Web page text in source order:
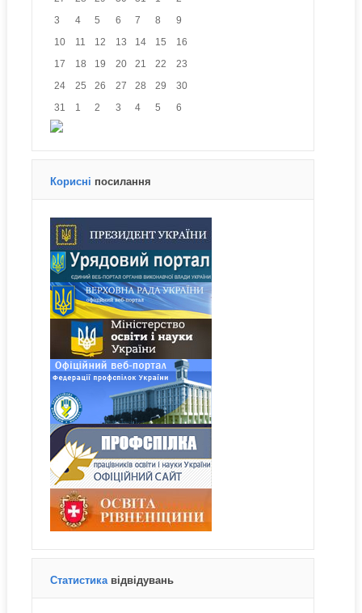
3 4 5 6 7 8 9
10 11 12 13 14 15 16
17 18 19 20 21 22 23
24 25 26 27 28 29 30
31 1 2 3 4 5 6
Корисні посилання
Статистика відвідувань